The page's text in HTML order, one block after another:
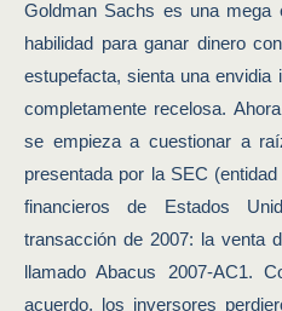
Goldman Sachs es una mega
habilidad para ganar dinero
estupefacta, sienta una envidia
completamente recelosa.
se empieza a cuestionar a
presentada por la SEC
financieros de Estados
transacción de 2007: la venta
llamado Abacus 2007-AC1.
acuerdo, los inversores